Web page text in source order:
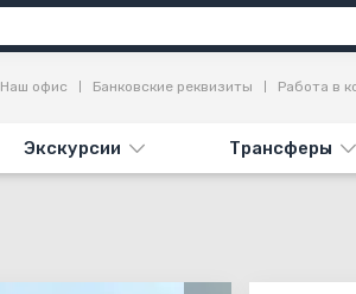
Экскурсии Трансферы
Наш офис Банковские реквизиты Работа в